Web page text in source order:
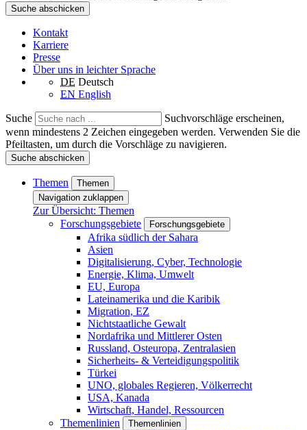
Suche abschicken
Kontakt
Karriere
Presse
Über uns in leichter Sprache
DE Deutsch
EN English
Suche
Suchvorschläge erscheinen,
wenn mindestens 2 Zeichen eingegeben werden. Verwenden Sie die
Pfeiltasten, um durch die Vorschläge zu navigieren.
Suche abschicken
Themen
Themen
Navigation zuklappen
Zur Übersicht: Themen
Forschungsgebiete
Forschungsgebiete
Afrika südlich der Sahara
Asien
Digitalisierung, Cyber, Technologie
Energie, Klima, Umwelt
EU, Europa
Lateinamerika und die Karibik
Migration, EZ
Nichtstaatliche Gewalt
Nordafrika und Mittlerer Osten
Russland, Osteuropa, Zentralasien
Sicherheits- & Verteidigungspolitik
Türkei
UNO, globales Regieren, Völkerrecht
USA, Kanada
Wirtschaft, Handel, Ressourcen
Themenlinien
Themenlinien